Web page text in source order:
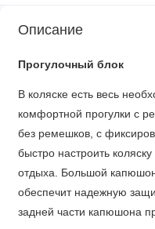
Описание
Прогулочный блок
В коляске есть весь
комфортной прогулки с
без ремешков, с
быстро настроить
отдыха. Большой
обеспечит надежную
задней части капюшона